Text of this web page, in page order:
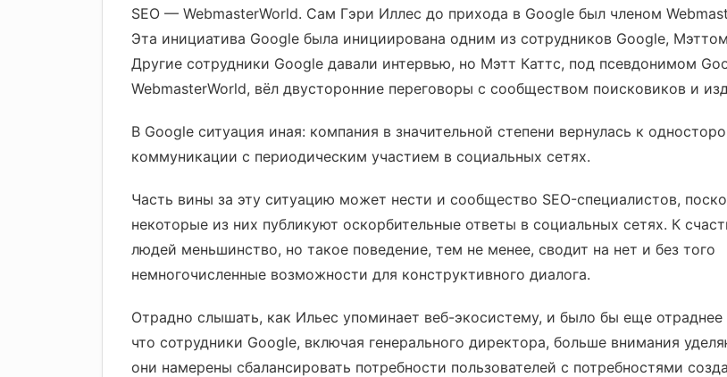
SEO — WebmasterWorld. Сам Гэри Иллес до прихода в Google был членом
Эта инициатива Google была инициирована одним из сотрудников Google,
Другие сотрудники Google давали интервью, но Мэтт Каттс, под псевдонимом
WebmasterWorld, вёл двусторонние переговоры с сообществом поисковиков и
В Google ситуация иная: компания в значительной степени вернулась к
коммуникации с периодическим участием в социальных сетях.
Часть вины за эту ситуацию может нести и сообщество SEO-специалистов,
некоторые из них публикуют оскорбительные ответы в социальных сетях. К
людей меньшинство, но такое поведение, тем не менее, сводит на нет и без того
немногочисленные возможности для конструктивного диалога.
Отрадно слышать, как Ильес упоминает веб-экосистему, и было бы еще отраднее
что сотрудники Google, включая генерального директора, больше внимания
они намерены сбалансировать потребности пользователей с потребностями